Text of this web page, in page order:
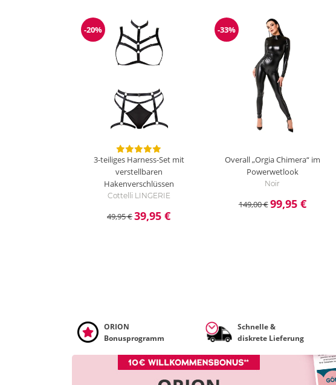
Reduzierung
-20%
3-teiliges Harness-Set mit
verstellbaren
Hakenverschlüssen
Cottelli LINGERIE
49,95 €39,95 €
Reduzierung
-33%
Overall „Orgia Chimera“ im
Powerwetlook
Noir
149,00 €99,95 €
ORION
Bonusprogramm
Schnelle &
diskrete Lieferung